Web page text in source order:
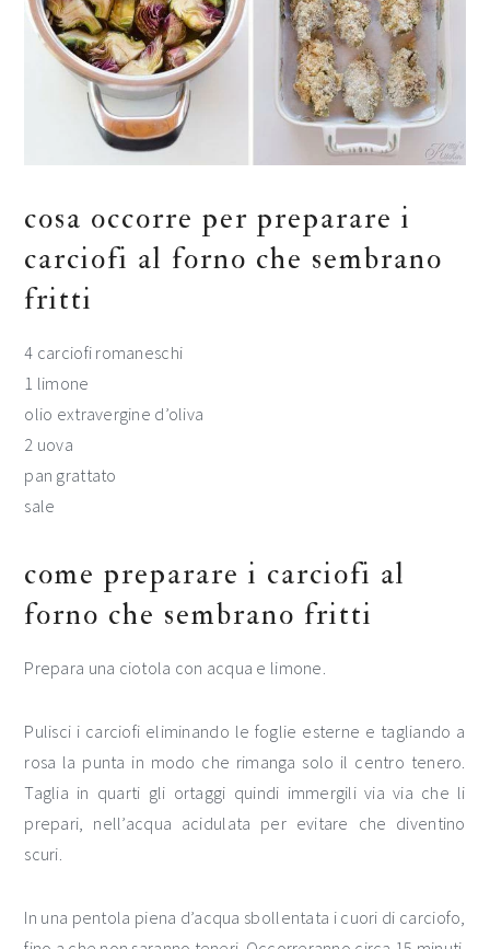
cosa occorre per preparare i
carciofi al forno che sembrano
fritti
4 carciofi romaneschi
1 limone
olio extravergine d’oliva
2 uova
pan grattato
sale
come preparare i carciofi al
forno che sembrano fritti
Prepara una ciotola con acqua e limone.
Pulisci i carciofi eliminando le foglie esterne e tagliando a
rosa la punta in modo che rimanga solo il centro tenero.
Taglia in quarti gli ortaggi quindi immergili via via che li
prepari, nell’acqua acidulata per evitare che diventino
scuri.
In una pentola piena d’acqua sbollentata i cuori di carciofo,